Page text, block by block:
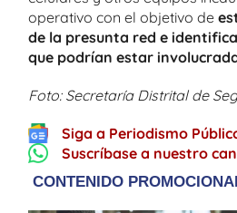
operativo con el objetivo de
de la presunta red e
que podrían estar
Foto: Secretaría Distrital de
Siga a Periodismo
Suscríbase a nuestro